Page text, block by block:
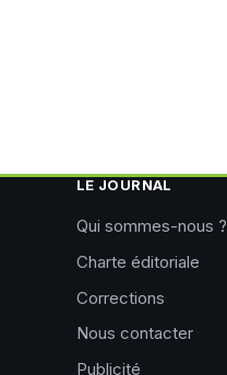
LE JOURNAL
Qui sommes-nous ?
Charte éditoriale
Corrections
Nous contacter
Publicité